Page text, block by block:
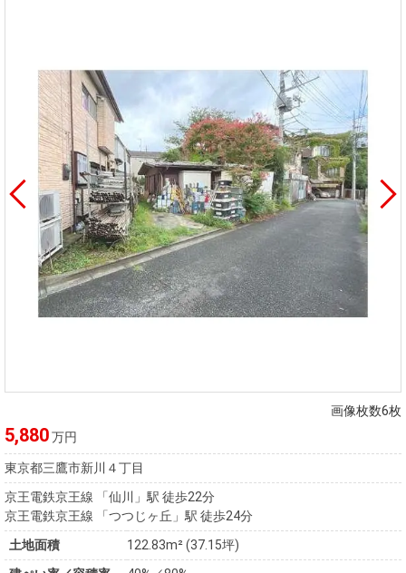
画像枚数6枚
5,880万円
東京都三鷹市新川４丁目
京王電鉄京王線 「仙川」駅 徒歩22分
京王電鉄京王線 「つつじヶ丘」駅 徒歩24分
土地面積
122.83m² (37.15坪)